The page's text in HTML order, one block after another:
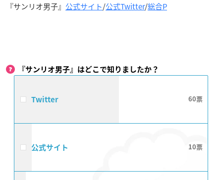
『サンリオ男子』 公式サイト/公式Twitter/総合P
『サンリオ男子』はどこで知りましたか？
Twitter 60
公式サイト 10